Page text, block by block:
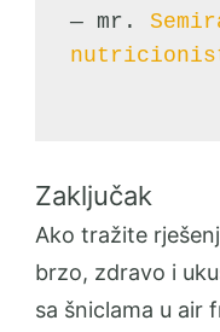
— mr.
Zaključak
Ako tražite
brzo, zdravo i
sa šniclama u air